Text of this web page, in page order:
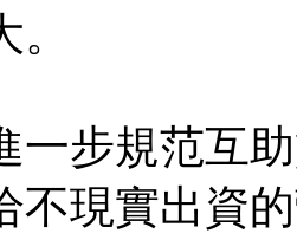
一步規范互
不現實出資